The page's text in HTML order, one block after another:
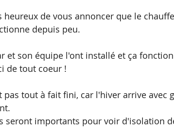
heureux de vous annoncer que le
depuis peu.
et son équipe l'ont installé et ça
de tout coeur !
pas tout à fait fini, car l'hiver arrive avec
seront importants pour voir d'isolation